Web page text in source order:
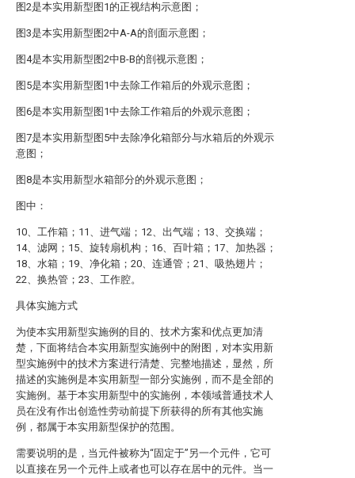
图2是本实用新型图1的正视结构示意图；
图3是本实用新型图2中A-A的剖面示意图；
图4是本实用新型图2中B-B的剖视示意图；
图5是本实用新型图1中去除工作箱后的外观示意图；
图6是本实用新型图1中去除工作箱后的外观示意图；
图7是本实用新型图5中去除净化箱部分与水箱后的外观示
意图；
图8是本实用新型水箱部分的外观示意图；
图中：
10、工作箱；11、进气端；12、出气端；13、交换端；
14、滤网；15、旋转扇机构；16、百叶箱；17、加热器；
18、水箱；19、净化箱；20、连通管；21、吸热翅片；
22、换热管；23、工作腔。
具体实施方式
为使本实用新型实施例的目的、技术方案和优点更加清
楚，下面将结合本实用新型实施例中的附图，对本实用新
型实施例中的技术方案进行清楚、完整地描述，显然，所
描述的实施例是本实用新型一部分实施例，而不是全部的
实施例。基于本实用新型中的实施例，本领域普通技术人
员在没有作出创造性劳动前提下所获得的所有其他实施
例，都属于本实用新型保护的范围。
需要说明的是，当元件被称为“固定于”另一个元件，它可
以直接在另一个元件上或者也可以存在居中的元件。当一